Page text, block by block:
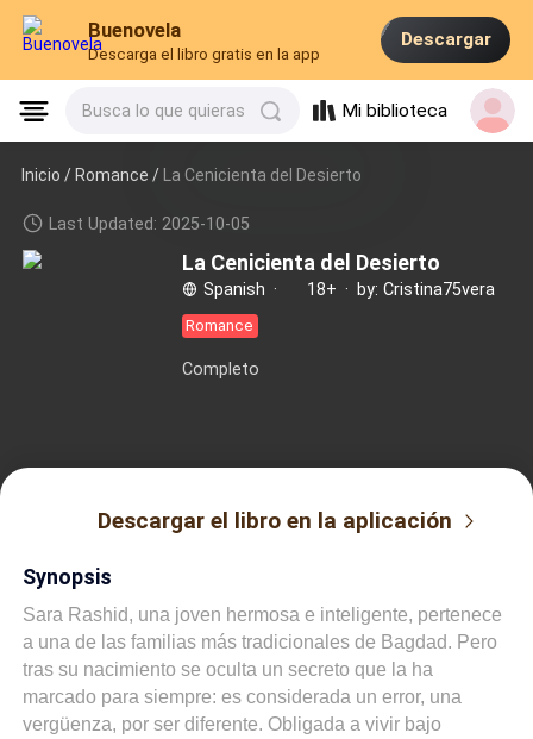
Buenovela
Descarga el libro gratis en la app
Descargar
Busca lo que quieras Mi biblioteca
Inicio /Romance / La Cenicienta del Desierto
Last Updated: 2025-10-05
La Cenicienta del Desierto
Spanish · 18+ · by: Cristina75vera
Romance
Completo
Descargar el libro en la aplicación
Synopsis
Sara Rashid, una joven hermosa e inteligente, pertenece
a una de las familias más tradicionales de Bagdad. Pero
tras su nacimiento se oculta un secreto que la ha
marcado para siempre: es considerada un error, una
vergüenza, por ser diferente. Obligada a vivir bajo